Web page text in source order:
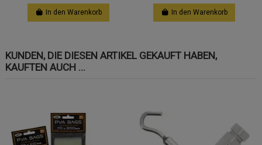
In den Warenkorb In den Warenkorb
KUNDEN, DIE DIESEN ARTIKEL GEKAUFT HABEN,
KAUFTEN AUCH ...